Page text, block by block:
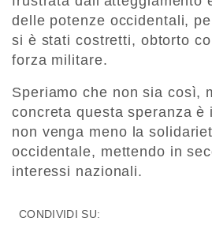
delle potenze occidentali,
si è stati costretti, obtorto
forza militare.
Speriamo che non sia così,
concreta questa speranza è
non venga meno la
occidentale, mettendo in
interessi nazionali.
CONDIVIDI SU: